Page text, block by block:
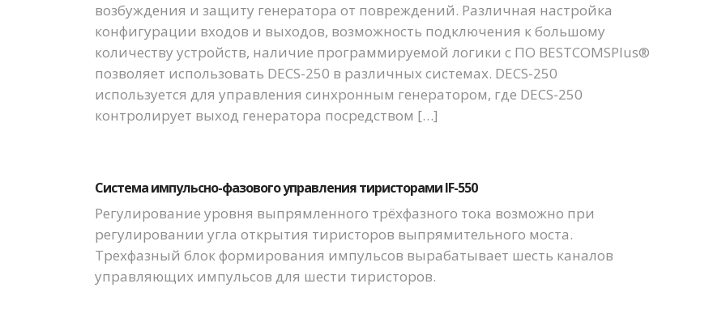
возбуждения и защиту генератора от повреждений. Различная настройка
конфигурации входов и выходов, возможность подключения к большому
количеству устройств, наличие программируемой логики с ПО BESTCOMSPlus®
позволяет использовать DECS-250 в различных системах. DECS-250
используется для управления синхронным генератором, где DECS-250
контролирует выход генератора посредством […]
Система импульсно-фазового управления тиристорами IF-550
Регулирование уровня выпрямленного трёхфазного тока возможно при
регулировании угла открытия тиристоров выпрямительного моста.
Трехфазный блок формирования импульсов вырабатывает шесть каналов
управляющих импульсов для шести тиристоров.